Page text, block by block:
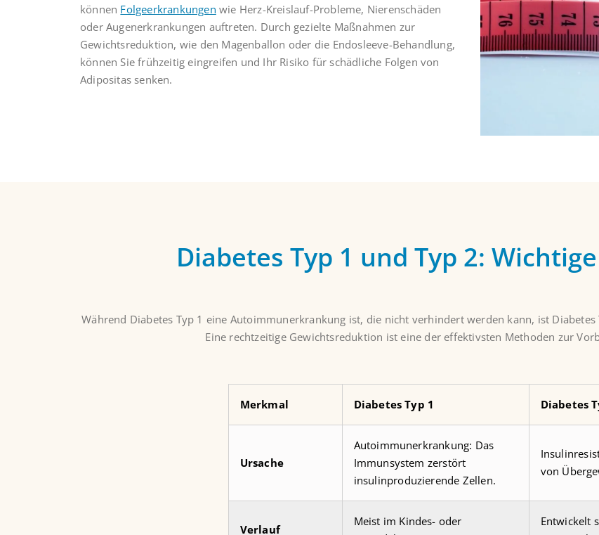
können Folgeerkrankungen wie Herz-Kreislauf-Probleme, Nierenschäden
oder Augenerkrankungen auftreten. Durch gezielte Maßnahmen zur
Gewichtsreduktion, wie den Magenballon oder die Endosleeve-Behandlung,
können Sie frühzeitig eingreifen und Ihr Risiko für schädliche Folgen von
Adipositas senken.
Diabetes Typ 1 und Typ 2:
Während Diabetes Typ 1 eine Autoimmunerkrankung ist, die nicht verhindert werden kann, ist
Eine rechtzeitige Gewichtsreduktion ist eine der effektivsten Methoden zur
Merkmal Diabetes Typ 1 Diabetes
Ursache
Autoimmunerkrankung: Das
Immunsystem zerstört
insulinproduzierende Zellen.
von
Verlauf
Meist im Kindes- oder
Entwickelt